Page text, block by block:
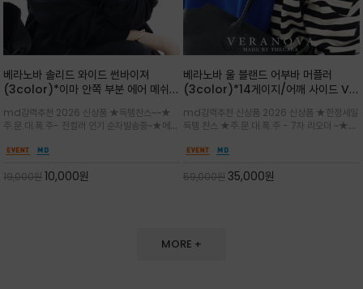
베라노바 솔리드 와이드 썬바이져
(3color)*이마 안쪽 부분 에어 메쉬
노바 심볼 전사 인쇄(Transfer
Printing)뒷밴딩으로 사이즈 조절이 가
능해 누구나 안정적으로 착용
md강력추천 2026 신상품 ★득템찬스~~★
주.문.대.폭.주- 전컬러 인기 순차발송중~★메쉬
일 보송보송한 스킨케어 핏(Skin-care fit)을
프,여행까지~~
19,000원10,000원
베라노바 울 블랜드 어부바 머플러
(3color)*14게이지/어깨 사이드 VN
잡는 감각적인 레이어드 니트 어부바숄/
뒷면의 은은한 V자 조직감과 부드러운
터치감으로 완성도를 높였으며, 단조로
md강력추천 신상품 2026 신상품 ★한정세일
득템 찬스 ★주.문.대.폭.주 - 7차 리오더 ~★셔
인트를 주기 좋으며, 소매 끝단에 위치한 실버
스러움을 동시에
59,000원35,000원
MORE +